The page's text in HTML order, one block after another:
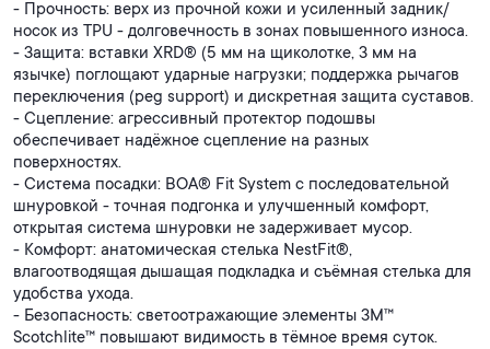
- Прочность: верх из прочной кожи и усиленный задник/
носок из TPU - долговечность в зонах повышенного износа.
- Защита: вставки XRD® (5 мм на щиколотке, 3 мм на
язычке) поглощают ударные нагрузки; поддержка рычагов
переключения (peg support) и дискретная защита суставов.
- Сцепление: агрессивный протектор подошвы
обеспечивает надёжное сцепление на разных
поверхностях.
- Система посадки: BOA® Fit System с последовательной
шнуровкой - точная подгонка и улучшенный комфорт,
открытая система шнуровки не задерживает мусор.
- Комфорт: анатомическая стелька NestFit®,
влагоотводящая дышащая подкладка и съёмная стелька для
удобства ухода.
- Безопасность: светоотражающие элементы 3M™
Scotchlite™ повышают видимость в тёмное время суток.